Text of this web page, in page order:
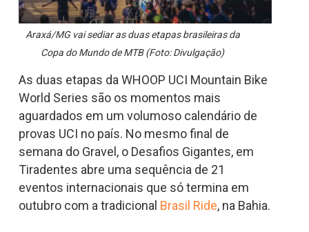
Araxá/MG vai sediar as duas etapas brasileiras da
Copa do Mundo de MTB (Foto: Divulgação)
As duas etapas da WHOOP UCI Mountain Bike
World Series são os momentos mais
aguardados em um volumoso calendário de
provas UCI no país. No mesmo final de
semana do Gravel, o Desafios Gigantes, em
Tiradentes abre uma sequência de 21
eventos internacionais que só termina em
outubro com a tradicional Brasil Ride, na Bahia.